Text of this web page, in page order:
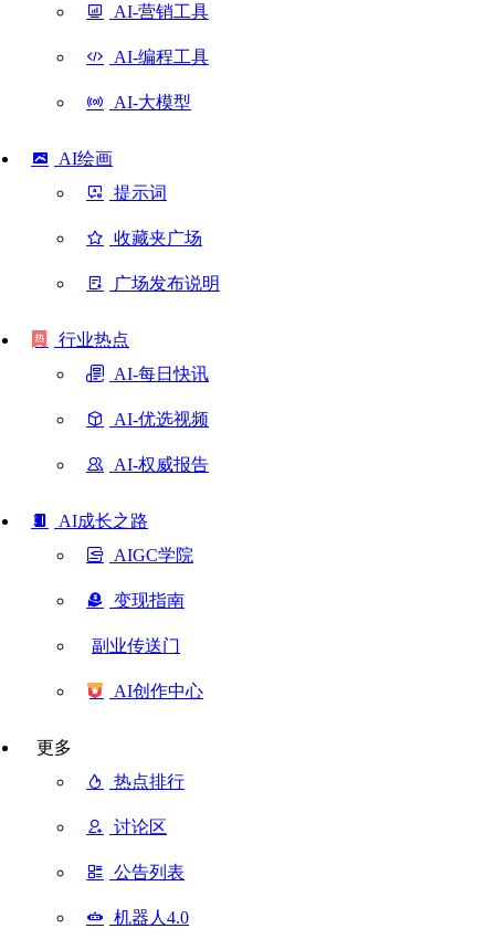
AI-营销工具
AI-编程工具
AI-大模型
AI绘画
提示词
收藏夹广场
广场发布说明
行业热点
AI-每日快讯
AI-优选视频
AI-权威报告
AI成长之路
AIGC学院
变现指南
副业传送门
AI创作中心
更多
热点排行
讨论区
公告列表
机器人4.0